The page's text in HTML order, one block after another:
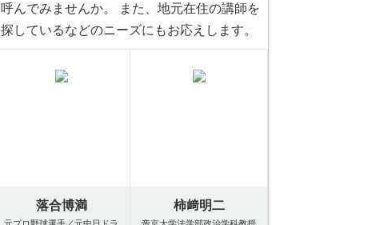
呼んでみませんか。 また、地元在住の講師を
探しているなどのニーズにもお応えします。
落合博満 柿﨑明二